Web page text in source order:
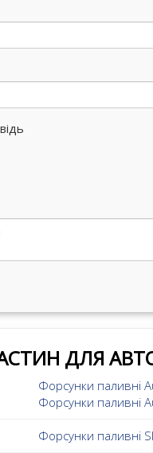
ДЛЯ
Форсунки паливні
Форсунки паливні
Форсунки паливні